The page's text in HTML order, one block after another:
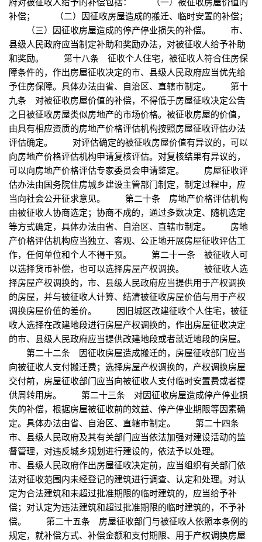
补偿； （二）因征收房屋造成的搬迁、临时安置的补偿；
（三）因征收房屋造成的停产停业损失的补偿。 市、
县级人民政府应当制定补助和奖励办法，对被征收人给予补助
和奖励。 第十八条 征收个人住宅，被征收人符合住房保
障条件的，作出房屋征收决定的市、县级人民政府应当优先给
予住房保障。具体办法由省、自治区、直辖市制定。 第十
九条 对被征收房屋价值的补偿，不得低于房屋征收决定公告
之日被征收房屋类似房地产的市场价格。被征收房屋的价值，
由具有相应资质的房地产价格评估机构按照房屋征收评估办法
评估确定。 对评估确定的被征收房屋价值有异议的，可以
向房地产价格评估机构申请复核评估。对复核结果有异议的，
可以向房地产价格评估专家委员会申请鉴定。 房屋征收评
估办法由国务院住房城乡建设主管部门制定，制定过程中，应
当向社会公开征求意见。 第二十条 房地产价格评估机构
由被征收人协商选定；协商不成的，通过多数决定、随机选定
等方式确定，具体办法由省、自治区、直辖市制定。 房地
产价格评估机构应当独立、客观、公正地开展房屋征收评估工
作，任何单位和个人不得干预。 第二十一条 被征收人可
以选择货币补偿，也可以选择房屋产权调换。 被征收人选
择房屋产权调换的，市、县级人民政府应当提供用于产权调换
的房屋，并与被征收人计算、结清被征收房屋价值与用于产权
调换房屋价值的差价。 因旧城区改建征收个人住宅，被征
收人选择在改建地段进行房屋产权调换的，作出房屋征收决定
的市、县级人民政府应当提供改建地段或者就近地段的房屋。
第二十二条 因征收房屋造成搬迁的，房屋征收部门应当
向被征收人支付搬迁费；选择房屋产权调换的，产权调换房屋
交付前，房屋征收部门应当向被征收人支付临时安置费或者提
供周转用房。 第二十三条 对因征收房屋造成停产停业损
失的补偿，根据房屋被征收前的效益、停产停业期限等因素确
定。具体办法由省、自治区、直辖市制定。 第二十四条
市、县级人民政府及其有关部门应当依法加强对建设活动的监
督管理，对违反城乡规划进行建设的，依法予以处理。
市、县级人民政府作出房屋征收决定前，应当组织有关部门依
法对征收范围内未经登记的建筑进行调查、认定和处理。对认
定为合法建筑和未超过批准期限的临时建筑的，应当给予补
偿；对认定为违法建筑和超过批准期限的临时建筑的，不予补
偿。 第二十五条 房屋征收部门与被征收人依照本条例的
规定，就补偿方式、补偿金额和支付期限、用于产权调换房屋